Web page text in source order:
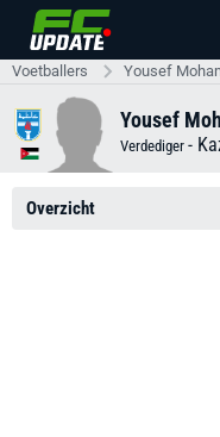
Voetballers Yousef
Yousef
Verdediger -
Overzicht